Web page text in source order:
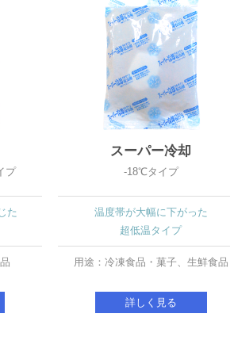
プ
た
スーパー冷却
-18℃タイプ
温度帯が大幅に下がった
超低温タイプ
用途：冷凍食品・菓子、生鮮食品
詳しく見る